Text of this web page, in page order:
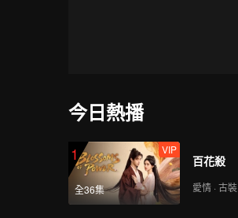
今日熱播
1
全36集
VIP
百花殺
愛情 · 古裝